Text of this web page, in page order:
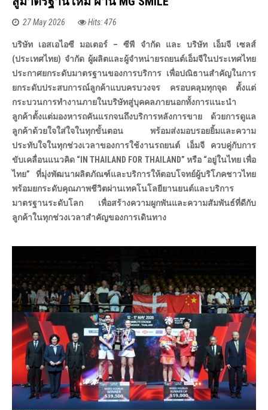
27 May 2026 Hits: 476
บริษัท เอสเอไอซี มอเตอร์ – ซีพี จำกัด และ บริษัท เอ็มจี เซลส์
(ประเทศไทย) จำกัด ผู้ผลิตและผู้จำหน่ายรถยนต์เอ็มจีในประเทศไทย
ประกาศยกระดับมาตรฐานของการบริการ เพื่อปณิธานสำคัญในการ
ยกระดับประสบการณ์ลูกค้าแบบครบวงจร ครอบคลุมทุกจุด ตั้งแต่
กระบวนการทำงานภายในบริษัทสู่บุคคลภายนอกทั้งการแนะนำ
ลูกค้าตั้งแต่มองหารถคันแรกจนถึงบริการหลังการขาย ด้วยการดูแล
ลูกค้าด้วยใจใส่ใจในทุกขั้นตอน พร้อมส่งมอบรอยยิ้มและความ
ประทับใจในทุกช่วงเวลาของการใช้งานรถยนต์ เอ็มจี ควบคู่กับการ
ขับเคลื่อนแนวคิด “ IN THAILAND FOR THAILAND” หรือ “อยู่ในไทย เพื่อ
ไทย” ที่มุ่งพัฒนาผลิตภัณฑ์และบริการให้ตอบโจทย์ผู้บริโภคชาวไทย
พร้อมยกระดับคุณภาพชีวิตผ่านเทคโนโลยียานยนต์และบริการ
มาตรฐานระดับโลก เพื่อสร้างความผูกพันและความสัมพันธ์ที่ดีกับ
ลูกค้าในทุกช่วงเวลาสำคัญของการเดินทาง